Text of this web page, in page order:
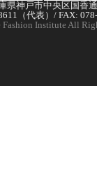
県神戸市中央区国香
（代表）/ FAX:
Institute All